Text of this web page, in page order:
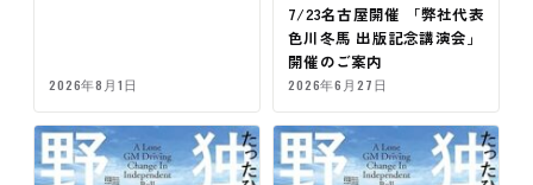
2026年8月1日
7/23名古屋開催 「弊社代表
色川冬馬 出版記念講演会」
開催のご案内
2026年6月27日